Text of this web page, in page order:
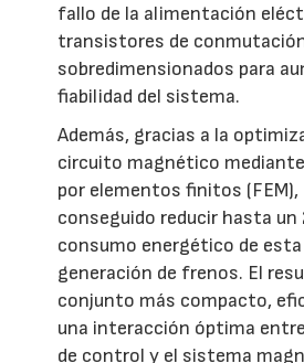
fallo de la alimentación
transistores de
sobredimensionados para
fiabilidad del sistema.
Además, gracias a la
circuito magnético
por elementos finitos (FEM),
conseguido reducir hasta un
consumo energético de esta
generación de frenos. El
conjunto más compacto,
una interacción óptima
de control y el sistema